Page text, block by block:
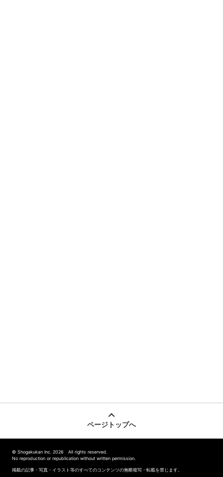
ページトップへ
© Shogakukan Inc. 2026 All rights reserved.
No reproduction or republication without written permission.
掲載の記事・写真・イラスト等のすべてのコンテンツの無断複写・転載を禁じます。